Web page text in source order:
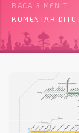
BACA 3 MENIT
KOMENTAR